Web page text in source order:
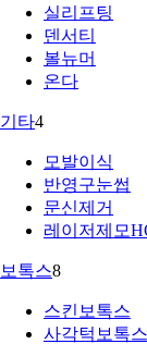
실리프팅
덴서티
볼뉴머
온다
기타4
모발이식
반영구눈썹
문신제거
레이저제모
보톡스8
스킨보톡스
사각턱보톡스